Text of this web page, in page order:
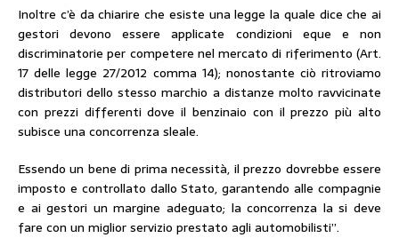
Inoltre c’è da chiarire che esiste una legge la quale dice che ai
gestori devono essere applicate condizioni eque e non
discriminatorie per competere nel mercato di riferimento (Art.
17 delle legge 27/2012 comma 14); nonostante ciò ritroviamo
distributori dello stesso marchio a distanze molto ravvicinate
con prezzi differenti dove il benzinaio con il prezzo più alto
subisce una concorrenza sleale.
Essendo un bene di prima necessità, il prezzo dovrebbe essere
imposto e controllato dallo Stato, garantendo alle compagnie
e ai gestori un margine adeguato; la concorrenza la si deve
fare con un miglior servizio prestato agli automobilisti”.